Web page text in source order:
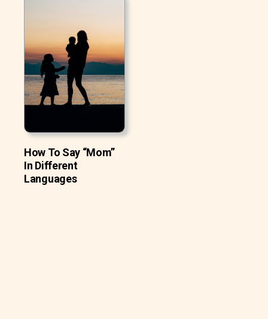
How To Say “Mom”
In Different
Languages